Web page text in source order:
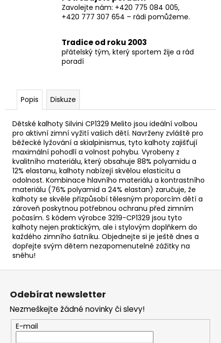
Zavolejte nám: +420 775 084 005,
+420 777 307 654 – rádi pomůžeme.
Tradice od roku 2003
přátelský tým, který sportem žije a rád
poradí
Popis Diskuze
Dětské kalhoty Silvini CP1329 Melito jsou ideální volbou
pro aktivní zimní vyžití vašich dětí. Navrženy zvláště pro
běžecké lyžování a skialpinismus, tyto kalhoty zajišťují
maximální pohodlí a volnost pohybu. Vyrobeny z
kvalitního materiálu, který obsahuje 88% polyamidu a
12% elastanu, kalhoty nabízejí skvělou elasticitu a
odolnost. Kombinace hlavního materiálu a kontrastního
materiálu (76% polyamid a 24% elastan) zaručuje, že
kalhoty se skvěle přizpůsobí tělesným proporcím dětí a
zároveň poskytnou potřebnou ochranu před zimním
počasím. S kódem výrobce 3219-CP1329 jsou tyto
kalhoty nejen praktickým, ale i stylovým doplňkem do
každého zimního šatníku. Objednejte si je ještě dnes a
dopřejte svým dětem nezapomenutelné zážitky na
sněhu!
Z
Odebírat newsletter
Nezmeškejte žádné novinky či slevy!
E-mail